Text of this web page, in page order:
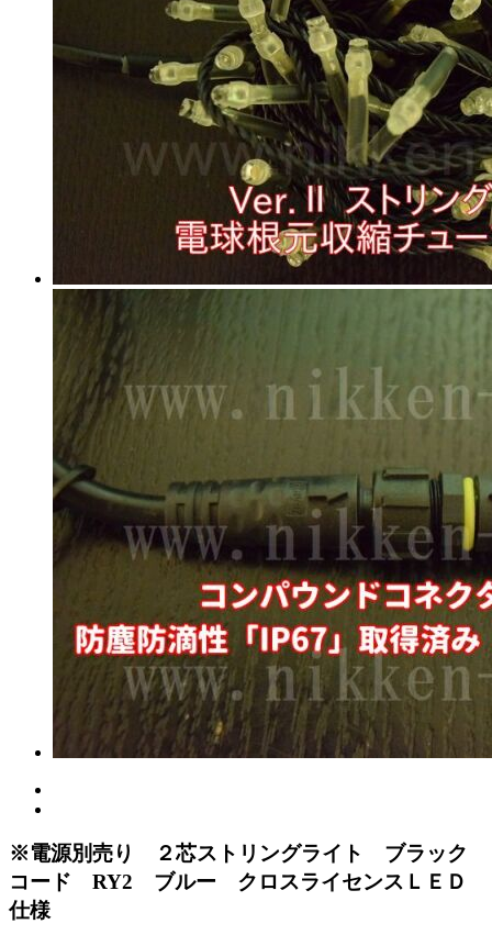
※電源別売り ２芯ストリングライト ブラック
コード RY2 ブルー クロスライセンスＬＥＤ
仕様